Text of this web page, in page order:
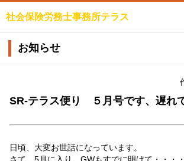
社会保険労務士事務所テラス
お知らせ
SR-テラス便り ５月号です、遅れ
日頃、大変お世話になっています。